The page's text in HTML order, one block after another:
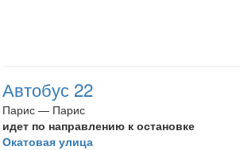
Автобус 22
Парис — Парис
идет по направлению к остановке
Окатовая улица